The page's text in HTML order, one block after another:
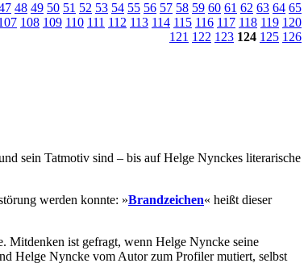
48 49 50 51 52 53 54 55 56 57 58 59 60 61 62 63 64 65
108 109 110 111 112 113 114 115 116 117 118 119 120
121 122 123 124 125 126
sein Tatmotiv sind – bis auf Helge Nynckes literarische
werden konnte: »Brandzeichen« heißt dieser
Mitdenken ist gefragt, wenn Helge Nyncke seine
Helge Nyncke vom Autor zum Profiler mutiert, selbst